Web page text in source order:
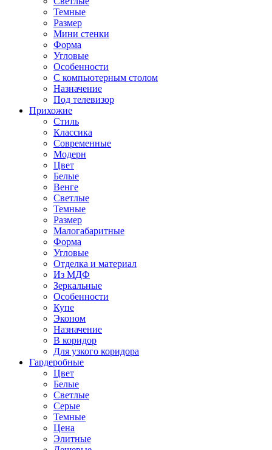
Темные
Размер
Мини стенки
Форма
Угловые
Особенности
С компьютерным столом
Назначение
Под телевизор
Прихожие
Стиль
Классика
Современные
Модерн
Цвет
Белые
Венге
Светлые
Темные
Размер
Малогабаритные
Форма
Угловые
Отделка и материал
Из МДФ
Зеркальные
Особенности
Купе
Эконом
Назначение
В коридор
Для узкого коридора
Гардеробные
Цвет
Белые
Светлые
Серые
Темные
Цена
Элитные